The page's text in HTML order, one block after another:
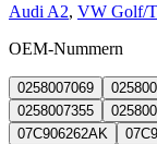
Audi A2, VW Golf/
OEM-Nummern
0258007069
0258007355
07C906262AK